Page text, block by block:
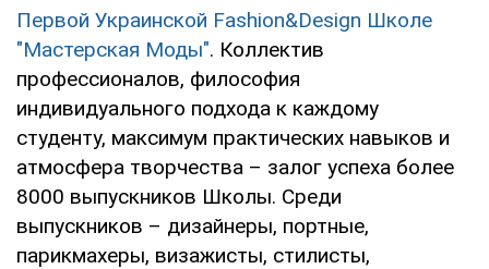
Первой Украинской Fashion&Design Школе
"Мастерская Моды". Коллектив
профессионалов, философия
индивидуального подхода к каждому
студенту, максимум практических навыков и
атмосфера творчества – залог успеха более
8000 выпускников Школы. Среди
выпускников – дизайнеры, портные,
парикмахеры, визажисты, стилисты,